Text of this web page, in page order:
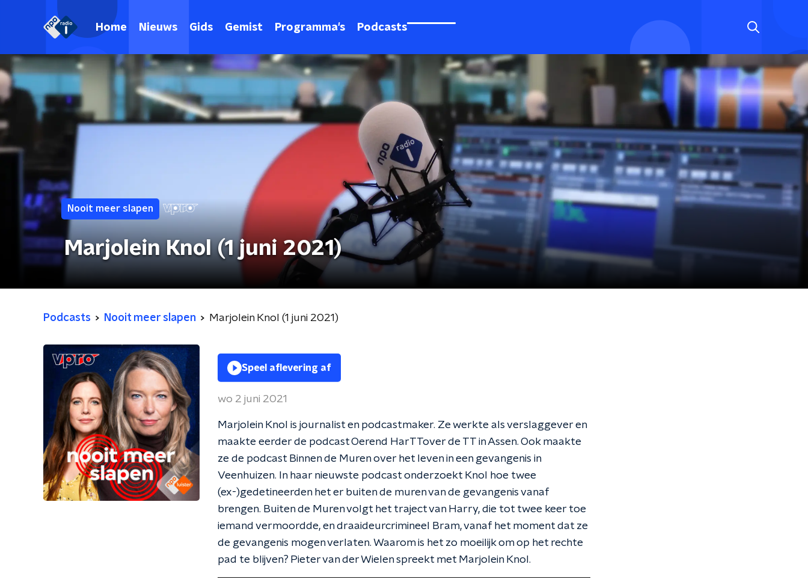
Home Nieuws Gids Gemist Programma's Podcasts
Nooit meer slapen
Marjolein Knol (1 juni 2021)
Podcasts Nooit meer slapen Marjolein Knol (1 juni 2021)
Speel aflevering af
wo 2 juni 2021
Marjolein Knol is journalist en podcastmaker. Ze werkte als verslaggever en
maakte eerder de podcast Oerend HarTTover de TT in Assen. Ook maakte
ze de podcast Binnen de Muren over het leven in een gevangenis in
Veenhuizen. In haar nieuwste podcast onderzoekt Knol hoe twee
(ex-)gedetineerden het er buiten de muren van de gevangenis vanaf
brengen. Buiten de Muren volgt het traject van Harry, die tot twee keer toe
iemand vermoordde, en draaideurcrimineel Bram, vanaf het moment dat ze
de gevangenis mogen verlaten. Waarom is het zo moeilijk om op het rechte
pad te blijven? Pieter van der Wielen spreekt met Marjolein Knol.